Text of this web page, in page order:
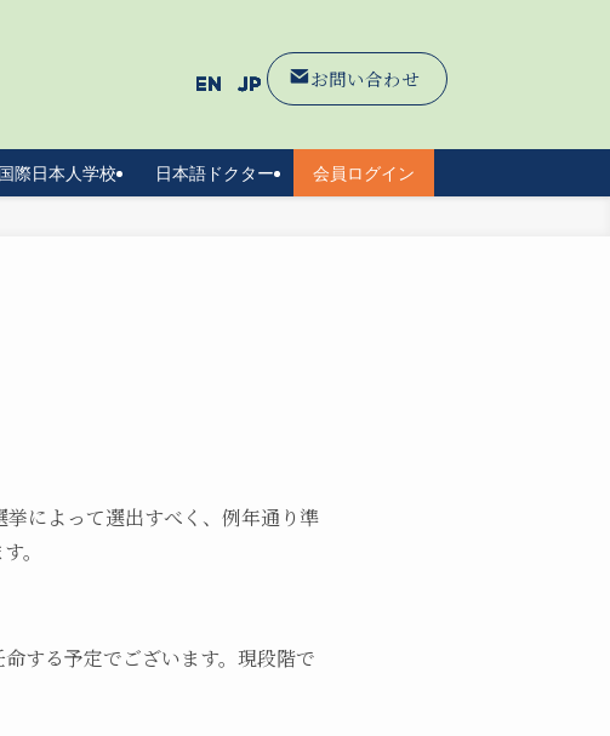
際日本人学校 日本語ドクター 会員ログイン
お問い合わせ
によって選出すべく、例年通り準
。
する予定でございます。現段階で